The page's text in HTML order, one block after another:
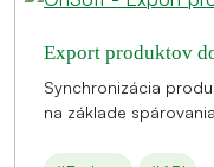
Export produktov
Synchronizácia
na základe